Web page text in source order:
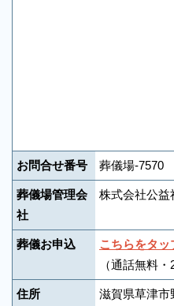
お問合せ番号 葬儀場-7570
葬儀場管理会
社
株式会社公益
葬儀お申込 こちらをタッ
（通話無料
住所
滋賀県草津市